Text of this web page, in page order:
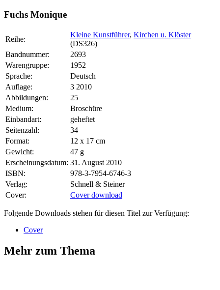
Fuchs Monique
Reihe:
Kleine Kunstführer, Kirchen u. Klöster
(DS326)
Bandnummer:
2693
Warengruppe:
1952
Sprache:
Deutsch
Auflage:
3 2010
Abbildungen:
25
Medium:
Broschüre
Einbandart:
geheftet
Seitenzahl:
34
Format:
12 x 17 cm
Gewicht:
47 g
Erscheinungsdatum: 31. August 2010
ISBN:
978-3-7954-6746-3
Verlag:
Schnell & Steiner
Cover:
Cover download
Folgende Downloads stehen für diesen Titel zur Verfügung:
Cover
Mehr zum Thema